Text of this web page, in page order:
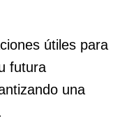
útiles para
futura
una